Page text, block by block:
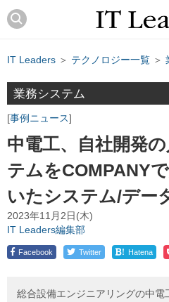
IT Leaders ＞ テクノロジー一覧 ＞
業務システム
事例ニュース
中電工、自社開発
テムをCOMPANY
いたシステム/デー
2023年11月2日(木)
IT Leaders編集部
Facebook Twitter ! Hatena
総合設備エンジニアリングの中電